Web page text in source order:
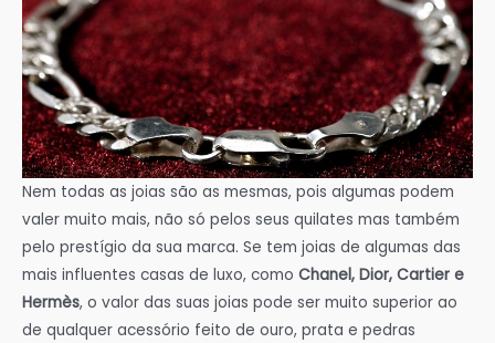
Nem todas as joias são as mesmas, pois algumas podem
valer muito mais, não só pelos seus quilates mas também
pelo prestígio da sua marca. Se tem joias de algumas das
mais influentes casas de luxo, como Chanel, Dior, Cartier e
Hermès, o valor das suas joias pode ser muito superior ao
de qualquer acessório feito de ouro, prata e pedras